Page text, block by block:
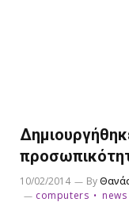
10/02/2014 By
computers
news